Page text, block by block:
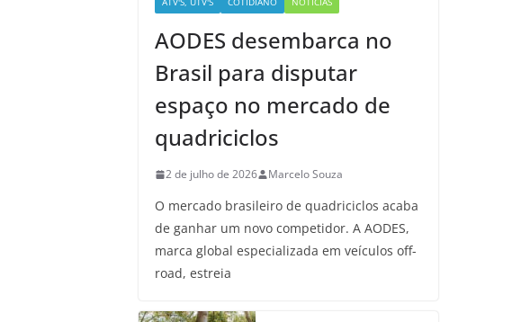
AODES desembarca no
Brasil para disputar
espaço no mercado de
quadriciclos
2 de julho de 2026 Marcelo Souza
O mercado brasileiro de quadriciclos acaba
de ganhar um novo competidor. A AODES,
marca global especializada em veículos off-
road, estreia